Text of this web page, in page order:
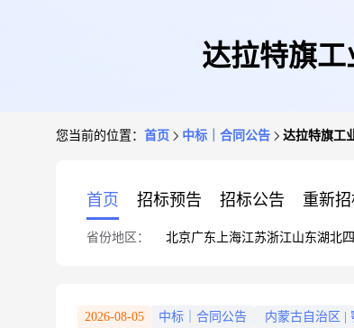
达拉特旗
您当前的位置： 首页 中标｜合同公告 达拉特旗工
首页 招标预告 招标公告 重新
省份地区： 北京广东 上海江苏浙江山东湖北
2026-08-05 中标｜合同公告 内蒙古自治区